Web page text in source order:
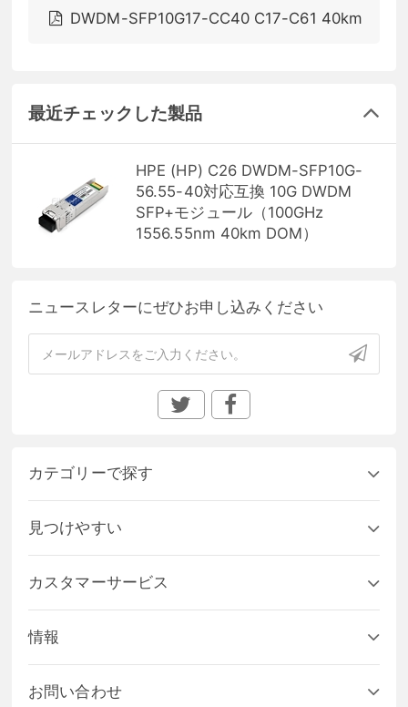
DWDM-SFP10G17-CC40 C17-C61 40km
最近チェックした製品
HPE (HP) C26 DWDM-SFP10G-
56.55-40対応互換 10G DWDM
SFP+モジュール（100GHz
1556.55nm 40km DOM）
ニュースレターにぜひお申し込みください
カテゴリーで探す
見つけやすい
カスタマーサービス
情報
お問い合わせ